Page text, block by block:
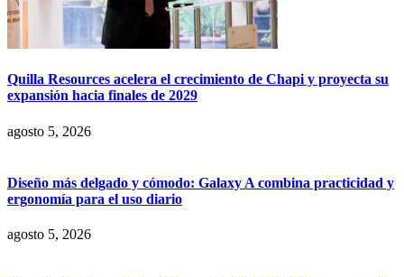
Quilla Resources acelera el crecimiento de Chapi y proyecta su
expansión hacia finales de 2029
agosto 5, 2026
Diseño más delgado y cómodo: Galaxy A combina practicidad y
ergonomía para el uso diario
agosto 5, 2026